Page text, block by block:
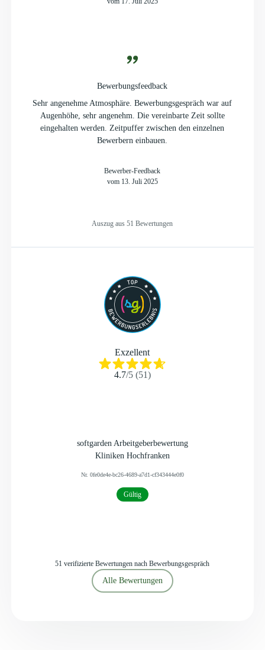
Bewerbungsfeedback
Sehr angenehme Atmosphäre. Bewerbungsgespräch war auf
Augenhöhe, sehr angenehm. Die vereinbarte Zeit sollte
eingehalten werden. Zeitpuffer zwischen den einzelnen
Bewerbern einbauen.
Bewerber-Feedback
vom 13. Juli 2025
Auszug aus 51 Bewertungen
Exzellent
4.7/5(51)
softgarden Arbeitgeberbewertung
Kliniken Hochfranken
Nr. 0fe0de4e-bc26-4689-a7d1-cf343444e0f0
Gültig
51 verifizierte Bewertungen nach Bewerbungsgespräch
Alle Bewertungen